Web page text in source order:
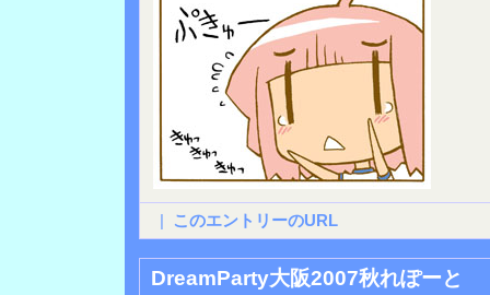
| このエントリーのURL
DreamParty大阪2007秋れぽーと